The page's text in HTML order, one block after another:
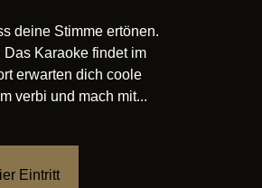
deine Stimme ertönen.
Karaoke findet im
erwarten dich coole
verbi und mach mit...
Eintritt